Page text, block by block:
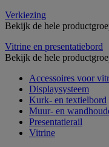
Verkiezing
Bekijk de hele
Vitrine en presentatiebord
Bekijk de hele
Accessoires voor
Displaysysteem
Kurk- en textielbord
Muur- en
Presentatierail
Vitrine